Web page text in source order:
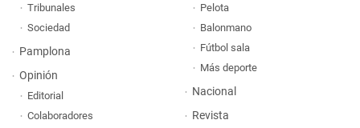
Tribunales
Sociedad
Pamplona
Opinión
Editorial
Colaboradores
Pelota
Balonmano
Fútbol sala
Más deporte
Nacional
Revista